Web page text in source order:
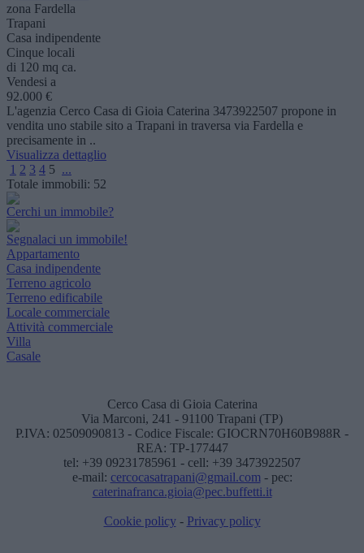
zona Fardella
Trapani
Casa indipendente
Cinque locali
di 120 mq ca.
Vendesi a
92.000 €
L'agenzia Cerco Casa di Gioia Caterina 3473922507 propone in
vendita uno stabile sito a Trapani in traversa via Fardella e
precisamente in ..
Visualizza dettaglio
1 2 3 4 5 ...
Totale immobili: 52
Cerchi un immobile?
Segnalaci un immobile!
Appartamento
Casa indipendente
Terreno agricolo
Terreno edificabile
Locale commerciale
Attività commerciale
Villa
Casale
Cerco Casa di Gioia Caterina
Via Marconi, 241 - 91100 Trapani (TP)
P.IVA: 02509090813 - Codice Fiscale: GIOCRN70H60B988R -
REA: TP-177447
tel: +39 09231785961 - cell: +39 3473922507
e-mail: cercocasatrapani@gmail.com - pec:
caterinafranca.gioia@pec.buffetti.it
Cookie policy- Privacy policy